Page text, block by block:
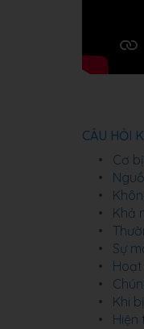
CÂU HỎI
Cơ
Khả
Sự
Khi
Hiện